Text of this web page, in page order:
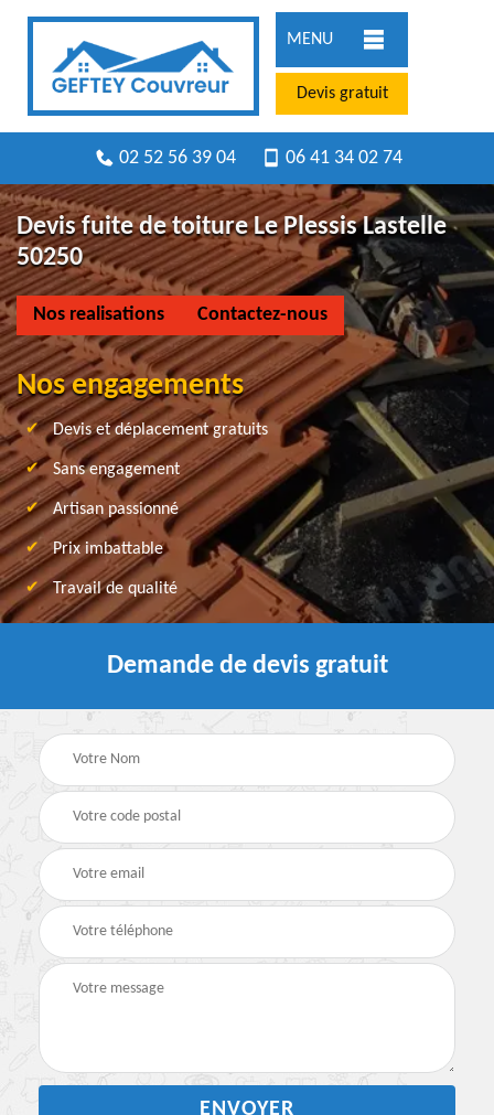
MENU
Devis gratuit
02 52 56 39 04 06 41 34 02 74
Devis fuite de toiture Le Plessis Lastelle
50250
Nos realisations Contactez-nous
Nos engagements
Devis et déplacement gratuits
Sans engagement
Artisan passionné
Prix imbattable
Travail de qualité
Demande de devis gratuit